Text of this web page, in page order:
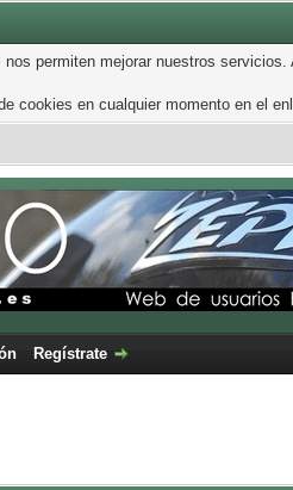
permiten mejorar nuestros
cookies en cualquier momento en el
Regístrate